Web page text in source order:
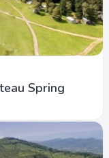
Spring